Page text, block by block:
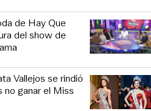
de Hay Que
del show de
Vallejos se rindió
ganar el Miss